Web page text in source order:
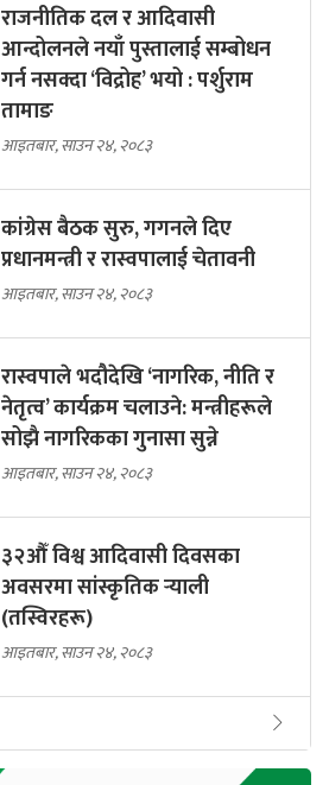
राजनीतिक दल र आदिवासी
आन्दोलनले नयाँ पुस्तालाई सम्बोधन
गर्न नसक्दा ‘विद्रोह’ भयो : पर्शुराम
तामाङ
आइतबार, साउन २४, २०८३
कांग्रेस बैठक सुरु, गगनले दिए
प्रधानमन्त्री र रास्वपालाई चेतावनी
आइतबार, साउन २४, २०८३
रास्वपाले भदौदेखि ‘नागरिक, नीति र
नेतृत्व’ कार्यक्रम चलाउने: मन्त्रीहरूले
सोझै नागरिकका गुनासा सुन्ने
आइतबार, साउन २४, २०८३
३२औँ विश्व आदिवासी दिवसका
अवसरमा सांस्कृतिक र्‍याली
(तस्विरहरू)
आइतबार, साउन २४, २०८३